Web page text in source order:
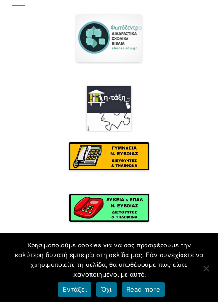
Φιλοξενείται στο https://blogs.sch.gr
Όροι χρήσης blogs.sch.gr|Δήλωση προσβασιμότητας
Χρησιμοποιούμε cookies για να σας προσφέρουμε την
καλύτερη δυνατή εμπειρία στη σελίδα μας. Εάν συνεχίσετε να
χρησιμοποιείτε τη σελίδα, θα υποθέσουμε πως είστε
ικανοποιημένοι με αυτό.
Εντάξει
Όχι Read more